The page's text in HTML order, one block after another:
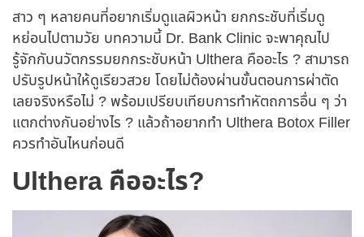
สาว ๆ หลายคนที่อยากเริ่มดูแลผิวหน้า ยกกระชับที่เริ่มดู
หย่อนไปตามวัย บทความนี้ Dr. Bank Clinic จะพาคุณไป
รู้จักกับนวัตกรรมยกกระชับหน้า Ulthera คืออะไร ? สามารถ
ปรับรูปหน้าให้ดูเรียวสวย โดยไม่ต้องผ่านขั้นตอนการผ่าตัด
เลยจริงหรือไม่ ? พร้อมเปรียบเทียบการทำหัตถการอื่น ๆ ว่า
แตกต่างกันอย่างไร ? แล้วถ้าอยากทำ Ulthera Botox Filler
ควรทำอันไหนก่อนดี
Ulthera คืออะไร?